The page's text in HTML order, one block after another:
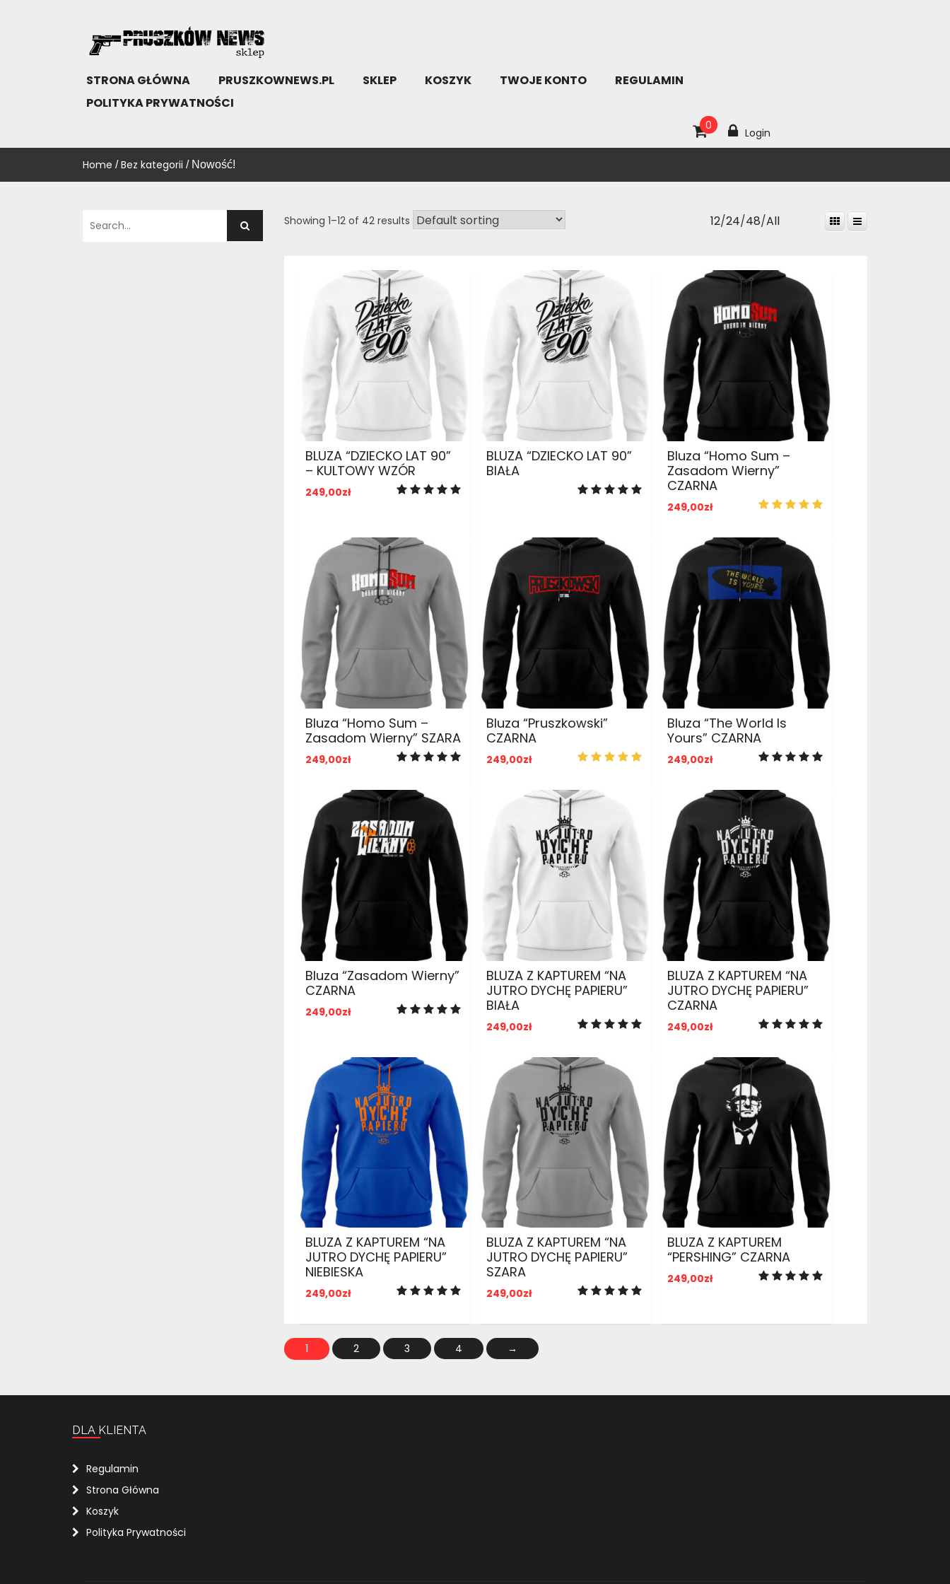
SKLEP PRUSZKÓW NEWS
KUP!
STRONA GŁÓWNA PRUSZKOWNEWS.PL SKLEP KOSZYK TWOJE KONTO
REGULAMIN
POLITYKA PRYWATNOŚCI
0
Login
Home /Bez kategorii / Nowość!
Showing 1–12 of 42 results 12/24/48/All
ADD TO CART
BLUZA “DZIECKO LAT 90”
– KULTOWY WZÓR
249,00zł
ADD TO CART
BLUZA “DZIECKO LAT 90”
BIAŁA
ADD TO CART
Bluza “Homo Sum –
Zasadom Wierny”
CZARNA
249,00zł
ADD TO CART
Bluza “Homo Sum –
Zasadom Wierny” SZARA
249,00zł
Bluza “Pruszkowski”
CZARNA
249,00zł
Bluza “The World Is
Yours” CZARNA
249,00zł
Bluza “Zasadom Wierny”
CZARNA
249,00zł
ADD TO CART
BLUZA Z KAPTUREM “NA
JUTRO DYCHĘ PAPIERU”
BIAŁA
249,00zł
BLUZA Z KAPTUREM “NA
JUTRO DYCHĘ PAPIERU”
CZARNA
249,00zł
ADD TO CART
BLUZA Z KAPTUREM “NA
JUTRO DYCHĘ PAPIERU”
NIEBIESKA
249,00zł
ADD TO CART
BLUZA Z KAPTUREM “NA
JUTRO DYCHĘ PAPIERU”
SZARA
249,00zł
BLUZA Z KAPTUREM
“PERSHING” CZARNA
249,00zł
1 2 3 4 →
DLA KLIENTA
Regulamin
Strona Główna
Koszyk
Polityka Prywatności